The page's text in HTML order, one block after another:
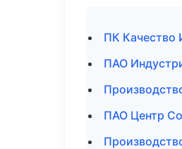
ПК Качество
ПАО
ПАО Центр